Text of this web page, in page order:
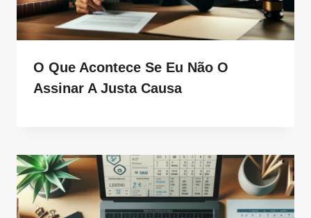
O Que Acontece Se Eu Não O
Assinar A Justa Causa